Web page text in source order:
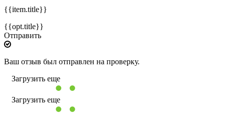
{{item.title}}
{{opt.title}}
Отправить
Ваш отзыв был отправлен на проверку.
Загрузить еще
Загрузить еще